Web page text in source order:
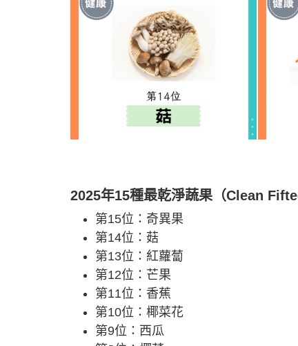
2025年15種最乾淨蔬果（Clean
第15位：奇異果
第14位：菇
第13位：紅蘿蔔
第12位：芒果
第11位：香蕉
第10位：椰菜花
第9位：西瓜